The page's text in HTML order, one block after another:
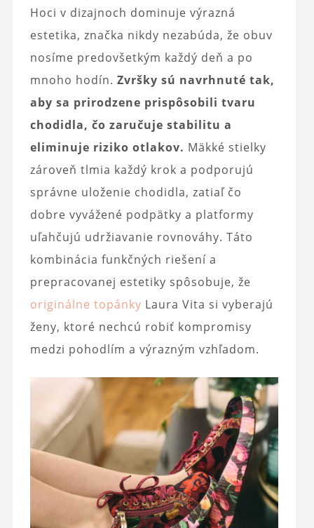
Hoci v dizajnoch dominuje výrazná
estetika, značka nikdy nezabúda, že obuv
nosíme predovšetkým každý deň a po
mnoho hodín. Zvršky sú navrhnuté tak,
aby sa prirodzene prispôsobili tvaru
chodidla, čo zaručuje stabilitu a
eliminuje riziko otlakov. Mäkké stielky
zároveň tlmia každý krok a podporujú
správne uloženie chodidla, zatiaľ čo
dobre vyvážené podpätky a platformy
uľahčujú udržiavanie rovnováhy. Táto
kombinácia funkčných riešení a
prepracovanej estetiky spôsobuje, že
originálne topánky Laura Vita si vyberajú
ženy, ktoré nechcú robiť kompromisy
medzi pohodlím a výrazným vzhľadom.